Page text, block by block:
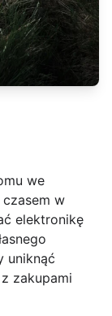
we
czasem w
elektronikę
uniknąć
zakupami